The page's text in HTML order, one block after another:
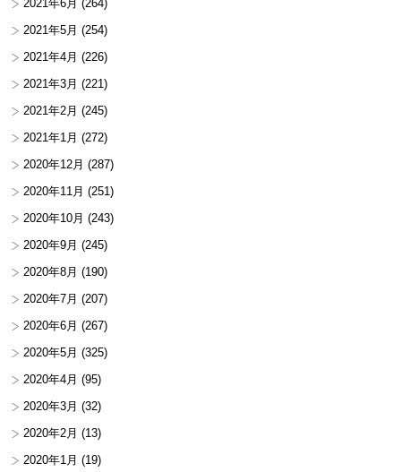
2021年6月 (264)
2021年5月 (254)
2021年4月 (226)
2021年3月 (221)
2021年2月 (245)
2021年1月 (272)
2020年12月 (287)
2020年11月 (251)
2020年10月 (243)
2020年9月 (245)
2020年8月 (190)
2020年7月 (207)
2020年6月 (267)
2020年5月 (325)
2020年4月 (95)
2020年3月 (32)
2020年2月 (13)
2020年1月 (19)